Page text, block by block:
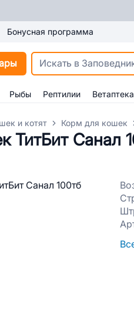
Бонусная программа
Рыбы Рептилии Ветаптека
и котят Корм для кошек
ТитБит Санал